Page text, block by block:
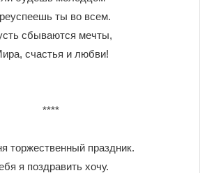
ты во всем.
сбываются мечты,
счастья и любви!
****
торжественный праздник.
я поздравить хочу.